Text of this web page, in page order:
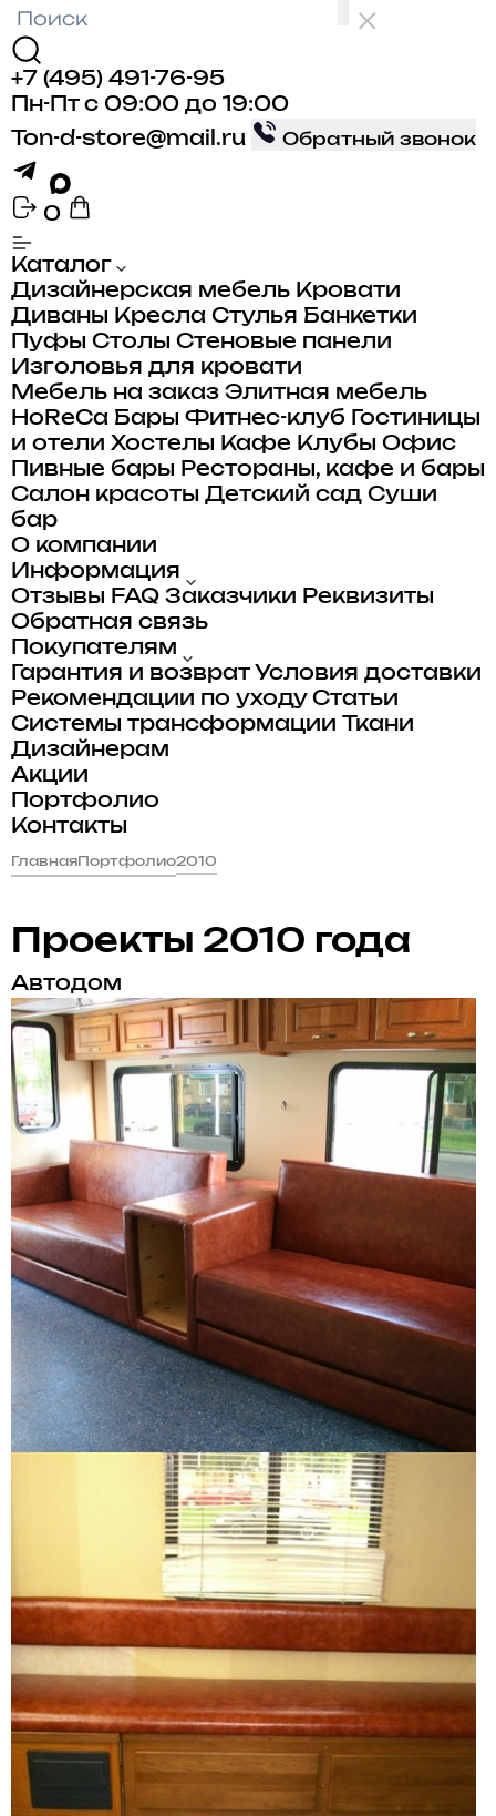
+7 (495) 491-76-95
Пн-Пт с 09:00 до 19:00
Ton-d-store@mail.ru
Обратный звонок
0
Каталог
Дизайнерская мебель Кровати
Диваны Кресла Стулья Банкетки
Пуфы Столы Стеновые панели
Изголовья для кровати
Мебель на заказ Элитная мебель
HoReCa Бары Фитнес-клуб
Гостиницы
и отели Хостелы Кафе Клубы Офис
Пивные бары Рестораны, кафе и бары
Салон красоты Детский сад Суши
бар
О компании
Информация
Отзывы FAQ Заказчики Реквизиты
Обратная связь
Покупателям
Гарантия и возврат Условия доставки
Рекомендации по уходу Статьи
Системы трансформации
Ткани
Дизайнерам
Акции
Портфолио
Контакты
ГлавнаяПортфолио2010
Проекты 2010 года
Автодом